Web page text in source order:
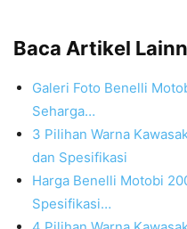
Baca Artikel
Galeri Foto Benelli
Seharga…
3 Pilihan Warna
dan Spesifikasi
Harga Benelli Motobi
Spesifikasi…